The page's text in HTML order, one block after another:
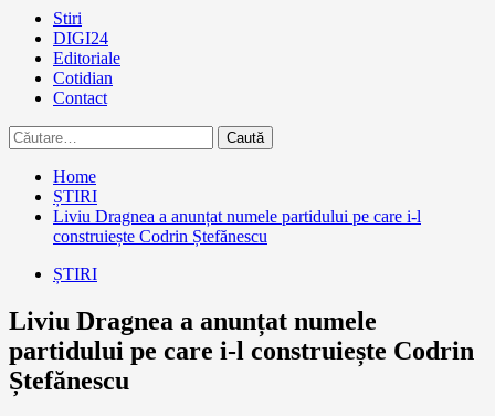
Primary
Menu
Stiri
DIGI24
Editoriale
Cotidian
Contact
Caută
după:
Home
ȘTIRI
Liviu Dragnea a anunțat numele partidului pe care i-l
construiește Codrin Ștefănescu
ȘTIRI
Liviu Dragnea a anunțat numele
partidului pe care i-l construiește Codrin
Ștefănescu